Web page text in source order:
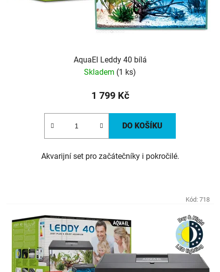
AquaEl Leddy 40 bílá
Skladem (1 ks)
1 799 Kč
DO KOŠÍKU
Akvarijní set pro začátečníky i pokročilé.
Kód: 718